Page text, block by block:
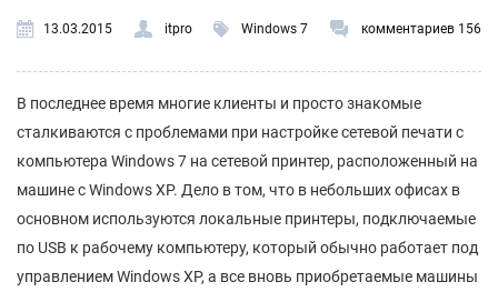
13.03.2015 itpro Windows 7 комментариев 156
В последнее время многие клиенты и просто знакомые
сталкиваются с проблемами при настройке сетевой печати с
компьютера Windows 7 на сетевой принтер, расположенный на
машине с Windows XP. Дело в том, что в небольших офисах в
основном используются локальные принтеры, подключаемые
по USB к рабочему компьютеру, который обычно работает под
управлением Windows XP, а все вновь приобретаемые машины